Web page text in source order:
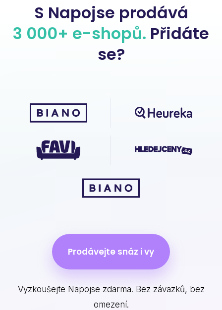
S Napojse prodává
3 000+ e-shopů. Přidáte
se?
Prodávejte snáz i vy
Vyzkoušejte Napojse zdarma. Bez závazků, bez
omezení.